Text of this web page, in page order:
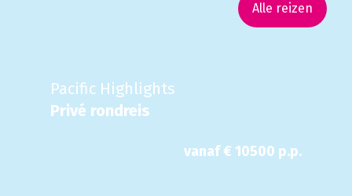
Alle reizen
Pacific Highlights
Privé rondreis
vanaf € 10500 p.p.